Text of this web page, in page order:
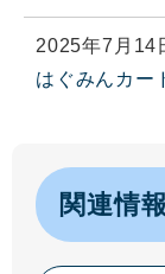
2025年7月14
はぐみんカー
関連情報